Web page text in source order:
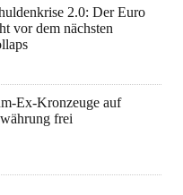
2.0: Der Euro
vor dem nächsten
Ex-Kronzeuge auf
frei